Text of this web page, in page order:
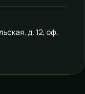
д. 12, оф.